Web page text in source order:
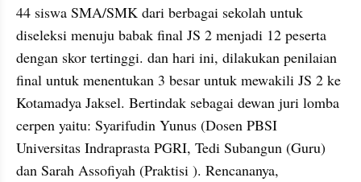
44 siswa SMA/SMK dari berbagai sekolah untuk
diseleksi menuju babak final JS 2 menjadi 12 peserta
dengan skor tertinggi. dan hari ini, dilakukan penilaian
final untuk menentukan 3 besar untuk mewakili JS 2 ke
Kotamadya Jaksel. Bertindak sebagai dewan juri lomba
cerpen yaitu: Syarifudin Yunus (Dosen PBSI
Universitas Indraprasta PGRI, Tedi Subangun (Guru)
dan Sarah Assofiyah (Praktisi ). Rencananya,